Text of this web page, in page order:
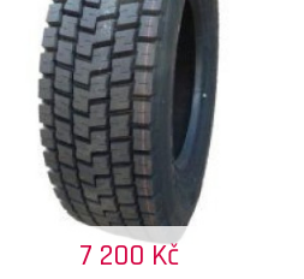
7 200 Kč
DETAIL